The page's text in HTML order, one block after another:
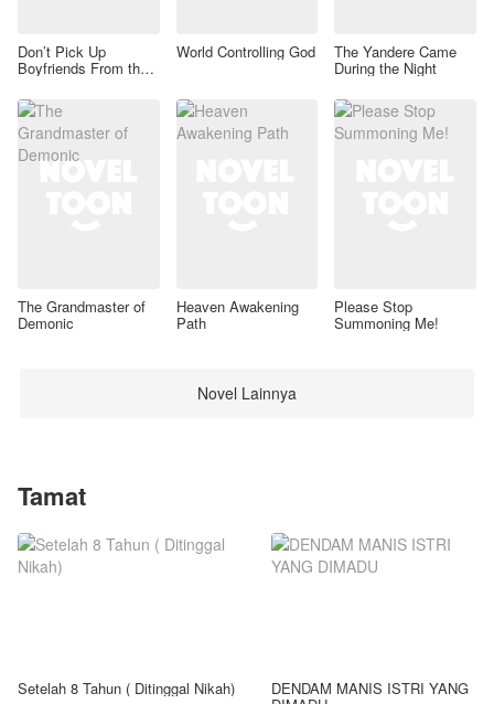
Don’t Pick Up
Boyfriends From the
World Controlling God The Yandere Came
During the Night
The Grandmaster of
Demonic
Heaven Awakening
Path
Please Stop
Summoning Me!
Novel Lainnya
Tamat
Setelah 8 Tahun ( Ditinggal Nikah) DENDAM MANIS ISTRI YANG